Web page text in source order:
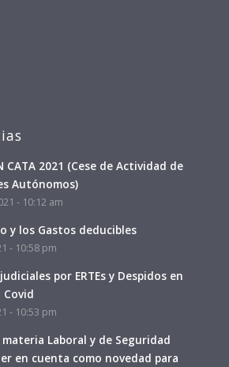
CATA 2021 (Cese de Actividad de
Autónomos)
- 10:12 am
y los Gastos deducibles
- 10:58 pm
por ERTEs y Despidos en
- 10:53 pm
Laboral y de Seguridad
en cuenta como novedad para